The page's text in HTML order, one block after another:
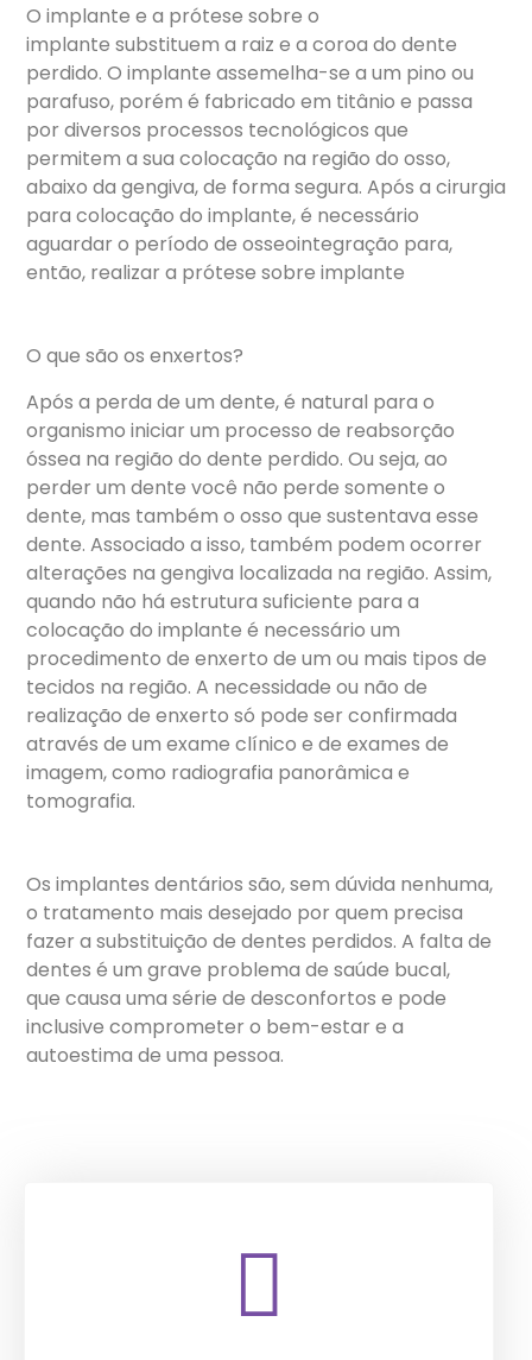
O implante e a prótese sobre o
implante substituem a raiz e a coroa do dente
perdido. O implante assemelha-se a um pino ou
parafuso, porém é fabricado em titânio e passa
por diversos processos tecnológicos que
permitem a sua colocação na região do osso,
abaixo da gengiva, de forma segura. Após a cirurgia
para colocação do implante, é necessário
aguardar o período de osseointegração para,
então, realizar a prótese sobre implante
O que são os enxertos?
Após a perda de um dente, é natural para o
organismo iniciar um processo de reabsorção
óssea na região do dente perdido. Ou seja, ao
perder um dente você não perde somente o
dente, mas também o osso que sustentava esse
dente. Associado a isso, também podem ocorrer
alterações na gengiva localizada na região. Assim,
quando não há estrutura suficiente para a
colocação do implante é necessário um
procedimento de enxerto de um ou mais tipos de
tecidos na região. A necessidade ou não de
realização de enxerto só pode ser confirmada
através de um exame clínico e de exames de
imagem, como radiografia panorâmica e
tomografia.
Os implantes dentários são, sem dúvida nenhuma,
o tratamento mais desejado por quem precisa
fazer a substituição de dentes perdidos. A falta de
dentes é um grave problema de saúde bucal,
que causa uma série de desconfortos e pode
inclusive comprometer o bem-estar e a
autoestima de uma pessoa.